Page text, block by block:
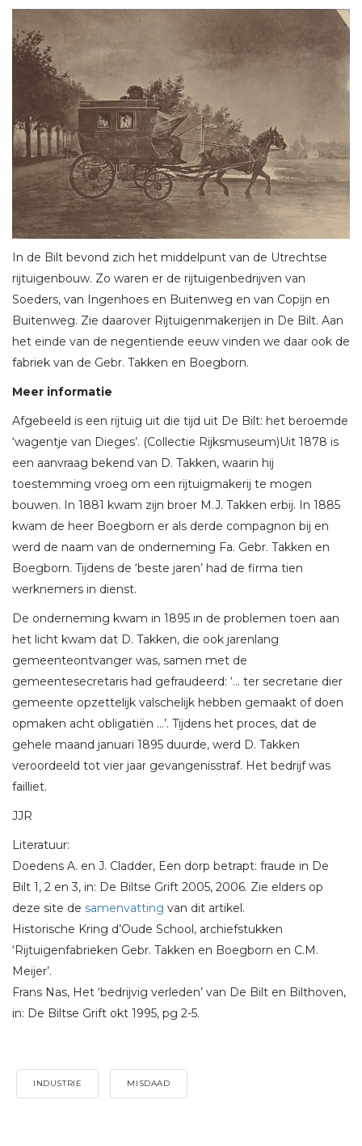
In de Bilt bevond zich het middelpunt van de Utrechtse
rijtuigenbouw. Zo waren er de rijtuigenbedrijven van
Soeders, van Ingenhoes en Buitenweg en van Copijn en
Buitenweg. Zie daarover Rijtuigenmakerijen in De Bilt. Aan
het einde van de negentiende eeuw vinden we daar ook de
fabriek van de Gebr. Takken en Boegborn.
Meer informatie
Afgebeeld is een rijtuig uit die tijd uit De Bilt: het beroemde
‘wagentje van Dieges’. (Collectie Rijksmuseum)Uit 1878 is
een aanvraag bekend van D. Takken, waarin hij
toestemming vroeg om een rijtuigmakerij te mogen
bouwen. In 1881 kwam zijn broer M.J. Takken erbij. In 1885
kwam de heer Boegborn er als derde compagnon bij en
werd de naam van de onderneming Fa. Gebr. Takken en
Boegborn. Tijdens de ‘beste jaren’ had de firma tien
werknemers in dienst.
De onderneming kwam in 1895 in de problemen toen aan
het licht kwam dat D. Takken, die ook jarenlang
gemeenteontvanger was, samen met de
gemeentesecretaris had gefraudeerd: ‘… ter secretarie dier
gemeente opzettelijk valschelijk hebben gemaakt of doen
opmaken acht obligatiën …’. Tijdens het proces, dat de
gehele maand januari 1895 duurde, werd D. Takken
veroordeeld tot vier jaar gevangenisstraf. Het bedrijf was
failliet.
JJR
Literatuur:
Doedens A. en J. Cladder, Een dorp betrapt: fraude in De
Bilt 1, 2 en 3, in: De Biltse Grift 2005, 2006. Zie elders op
deze site de samenvatting van dit artikel.
Historische Kring d’Oude School, archiefstukken
‘Rijtuigenfabrieken Gebr. Takken en Boegborn en C.M.
Meijer’.
Frans Nas, Het ‘bedrijvig verleden’ van De Bilt en Bilthoven,
in: De Biltse Grift okt 1995, pg 2-5.
INDUSTRIE MISDAAD